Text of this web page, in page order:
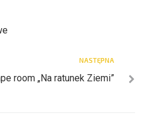
NASTĘPNA
room „Na ratunek Ziemi”